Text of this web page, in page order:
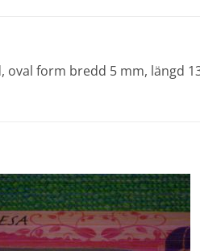
oval form bredd 5 mm, längd